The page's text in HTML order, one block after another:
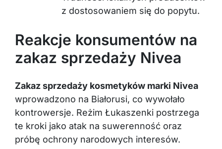
z dostosowaniem się do popytu.
Reakcje konsumentów na
zakaz sprzedaży Nivea
Zakaz sprzedaży kosmetyków marki Nivea
wprowadzono na Białorusi, co wywołało
kontrowersje. Reżim Łukaszenki postrzega
te kroki jako atak na suwerenność oraz
próbę ochrony narodowych interesów.